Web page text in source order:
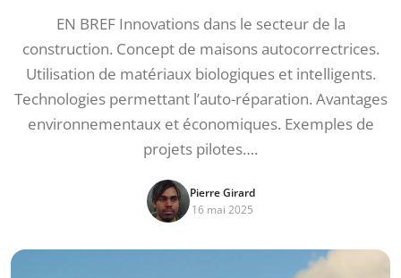
EN BREF Innovations dans le secteur de la
construction. Concept de maisons autocorrectrices.
Utilisation de matériaux biologiques et intelligents.
Technologies permettant l’auto-réparation. Avantages
environnementaux et économiques. Exemples de
projets pilotes….
Pierre Girard
16 mai 2025